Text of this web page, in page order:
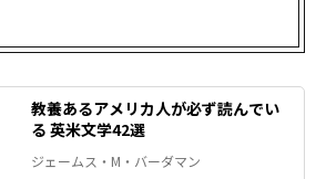
教養あるアメリカ人が必ず読んでい
る 英米文学42選
ジェームス・M・バーダマン